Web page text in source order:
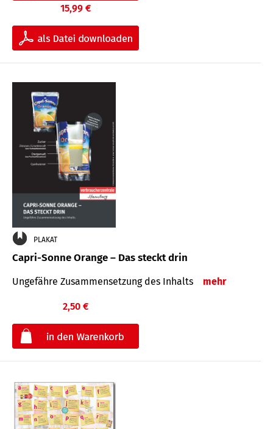
15,99 €
PLAKAT
Capri-Sonne Orange – Das steckt drin
Ungefähre Zu­sammen­setzung des Inhalts mehr
2,50 €